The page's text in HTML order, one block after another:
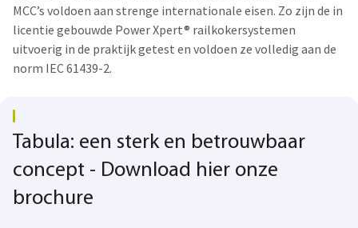
MCC’s voldoen aan strenge internationale eisen. Zo zijn de in
licentie gebouwde Power Xpert® railkokersystemen
uitvoerig in de praktijk getest en voldoen ze volledig aan de
norm IEC 61439-2.
Tabula: een sterk en betrouwbaar
concept - Download hier onze
brochure